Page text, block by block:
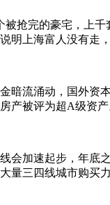
被抢完的豪宅，上千
明上海富人没有走
暗流涌动，国外资
产被评为超A级资产
会加速起步，年底
量三四线城市购买